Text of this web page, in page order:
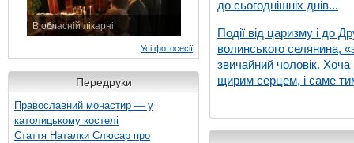
В обласній лікарні
Усі фотосесії
Передруки
Православний монастир — у
католицькому костелі
Стаття Наталки Слюсар про
до сьогоднішніх днів...
Події від царизму і до
волинського селянина,
звичайний чоловік. Хоча
щирим серцем, і саме